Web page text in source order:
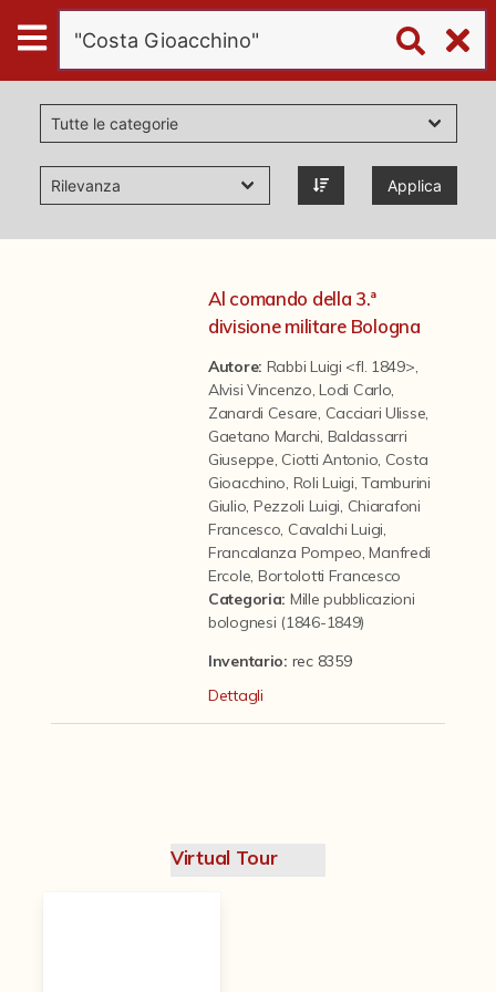
Digital
Humanities
Donazioni
Pubblicazioni
Il progetto Digital Humanities
Applica
Al comando della 3.ª
divisione militare Bologna
Autore: Rabbi Luigi <fl. 1849>
Alvisi Vincenzo ,Lodi Carlo
Zanardi Cesare Cacciari Ulisse
Gaetano Marchi Baldassarri
Giuseppe Ciotti Antonio Costa
Gioacchino Roli Luigi ,Tamburini
Giulio Pezzoli Luigi Chiarafoni
Francesco Cavalchi Luigi
Francalanza Pompeo ,Manfredi
Ercole Bortolotti Francesco
Categoria: Mille pubblicazioni
bolognesi (1846-1849)
Inventario: rec 8359
Dettagli
Virtual Tour